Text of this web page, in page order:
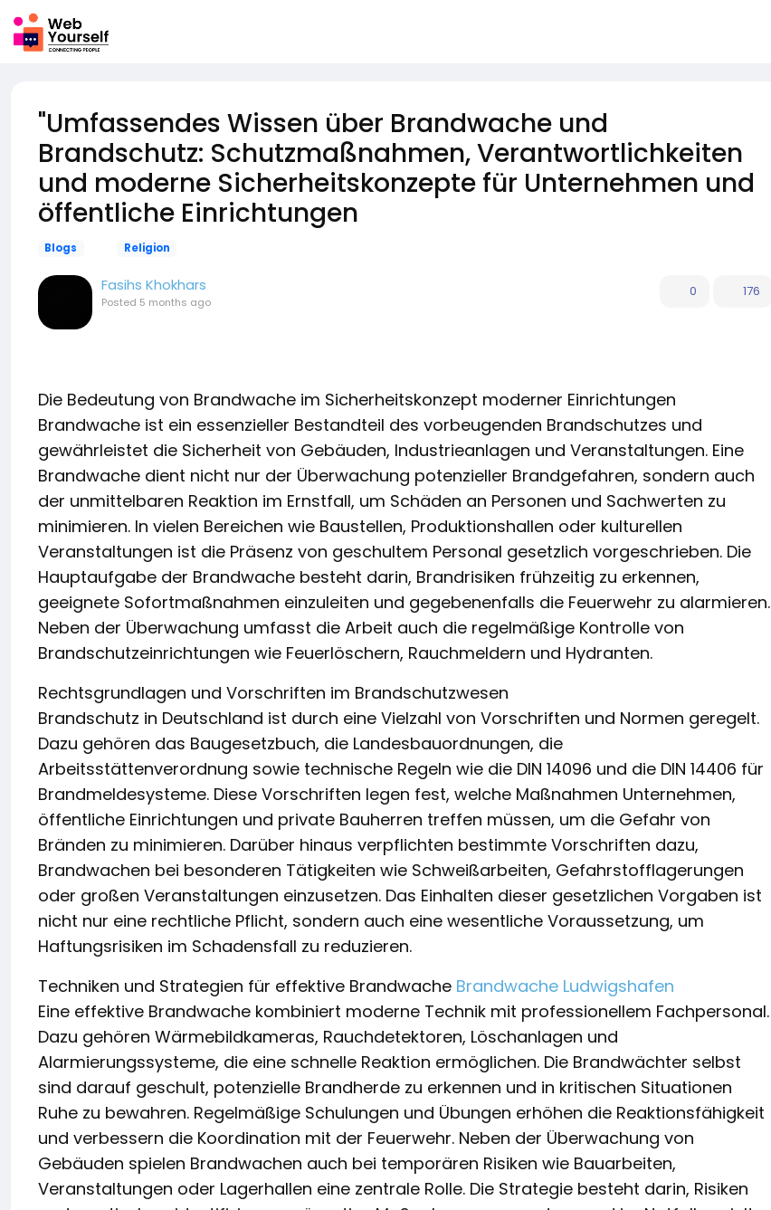
"Umfassendes Wissen über Brandwache und
Brandschutz: Schutzmaßnahmen, Verantwortlichkeiten
und moderne Sicherheitskonzepte für Unternehmen und
öffentliche Einrichtungen
Blogs Religion
Fasihs Khokhars
Posted 5 months ago
0 176
Die Bedeutung von Brandwache im Sicherheitskonzept moderner Einrichtungen
Brandwache ist ein essenzieller Bestandteil des vorbeugenden Brandschutzes und
gewährleistet die Sicherheit von Gebäuden, Industrieanlagen und Veranstaltungen. Eine
Brandwache dient nicht nur der Überwachung potenzieller Brandgefahren, sondern auch
der unmittelbaren Reaktion im Ernstfall, um Schäden an Personen und Sachwerten zu
minimieren. In vielen Bereichen wie Baustellen, Produktionshallen oder kulturellen
Veranstaltungen ist die Präsenz von geschultem Personal gesetzlich vorgeschrieben. Die
Hauptaufgabe der Brandwache besteht darin, Brandrisiken frühzeitig zu erkennen,
geeignete Sofortmaßnahmen einzuleiten und gegebenenfalls die Feuerwehr zu alarmieren.
Neben der Überwachung umfasst die Arbeit auch die regelmäßige Kontrolle von
Brandschutzeinrichtungen wie Feuerlöschern, Rauchmeldern und Hydranten.
Rechtsgrundlagen und Vorschriften im Brandschutzwesen
Brandschutz in Deutschland ist durch eine Vielzahl von Vorschriften und Normen geregelt.
Dazu gehören das Baugesetzbuch, die Landesbauordnungen, die
Arbeitsstättenverordnung sowie technische Regeln wie die DIN 14096 und die DIN 14406 für
Brandmeldesysteme. Diese Vorschriften legen fest, welche Maßnahmen Unternehmen,
öffentliche Einrichtungen und private Bauherren treffen müssen, um die Gefahr von
Bränden zu minimieren. Darüber hinaus verpflichten bestimmte Vorschriften dazu,
Brandwachen bei besonderen Tätigkeiten wie Schweißarbeiten, Gefahrstofflagerungen
oder großen Veranstaltungen einzusetzen. Das Einhalten dieser gesetzlichen Vorgaben ist
nicht nur eine rechtliche Pflicht, sondern auch eine wesentliche Voraussetzung, um
Haftungsrisiken im Schadensfall zu reduzieren.
Techniken und Strategien für effektive Brandwache Brandwache Ludwigshafen
Eine effektive Brandwache kombiniert moderne Technik mit professionellem Fachpersonal.
Dazu gehören Wärmebildkameras, Rauchdetektoren, Löschanlagen und
Alarmierungssysteme, die eine schnelle Reaktion ermöglichen. Die Brandwächter selbst
sind darauf geschult, potenzielle Brandherde zu erkennen und in kritischen Situationen
Ruhe zu bewahren. Regelmäßige Schulungen und Übungen erhöhen die Reaktionsfähigkeit
und verbessern die Koordination mit der Feuerwehr. Neben der Überwachung von
Gebäuden spielen Brandwachen auch bei temporären Risiken wie Bauarbeiten,
Veranstaltungen oder Lagerhallen eine zentrale Rolle. Die Strategie besteht darin, Risiken